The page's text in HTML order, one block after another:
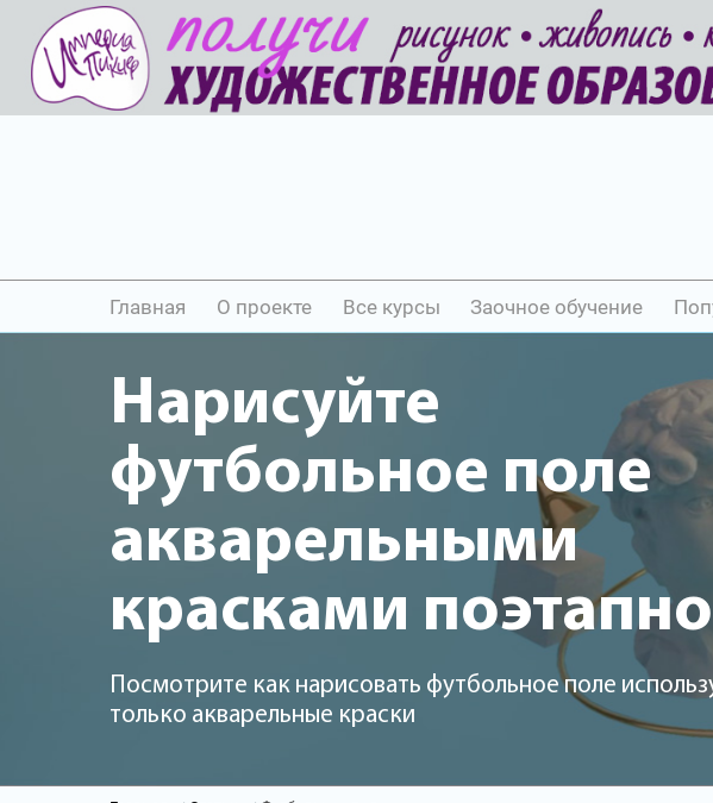
Главная О проекте Все курсы Заочное обучение
Нарисуйте
футбольное поле
акварельными
красками поэтапно
Посмотрите как нарисовать футбольное поле
только акварельные краски